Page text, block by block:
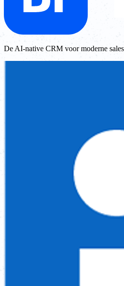
De AI-native CRM voor moderne